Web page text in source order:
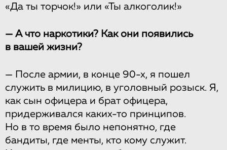
«Да ты торчок!» или «Ты алкоголик!»
— А что наркотики? Как они появились
в вашей жизни?
— После армии, в конце 90-х, я пошел
служить в милицию, в уголовный розыск. Я,
как сын офицера и брат офицера,
придерживался каких-то принципов.
Но в то время было непонятно, где
бандиты, где менты, кто кому служит.